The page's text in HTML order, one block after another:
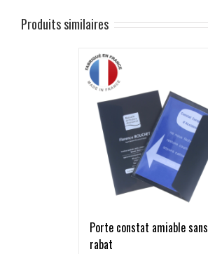
Produits similaires
Porte constat amiable sans
rabat